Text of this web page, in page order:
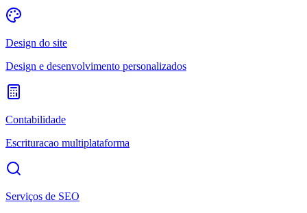
Design do site
Design e desenvolvimento personalizados
Contabilidade
Escrituracao multiplataforma
Serviços de SEO